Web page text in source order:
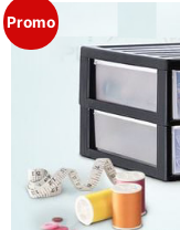
Promo